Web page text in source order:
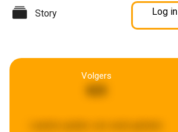
Story Log in
Volgers